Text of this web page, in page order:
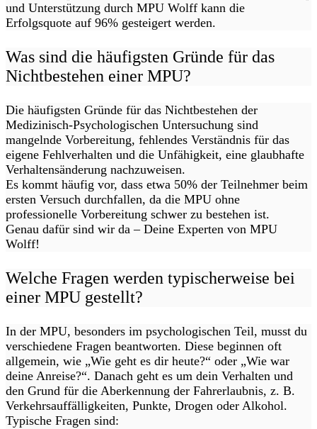
und Unterstützung durch MPU Wolff kann die
Erfolgsquote auf 96% gesteigert werden.
Was sind die häufigsten Gründe für das
Nichtbestehen einer MPU?
Die häufigsten Gründe für das Nichtbestehen der
Medizinisch-Psychologischen Untersuchung sind
mangelnde Vorbereitung, fehlendes Verständnis für das
eigene Fehlverhalten und die Unfähigkeit, eine glaubhafte
Verhaltensänderung nachzuweisen.
Es kommt häufig vor, dass etwa 50% der Teilnehmer beim
ersten Versuch durchfallen, da die MPU ohne
professionelle Vorbereitung schwer zu bestehen ist.
Genau dafür sind wir da – Deine Experten von MPU
Wolff!
Welche Fragen werden typischerweise bei
einer MPU gestellt?
In der MPU, besonders im psychologischen Teil, musst du
verschiedene Fragen beantworten. Diese beginnen oft
allgemein, wie „Wie geht es dir heute?“ oder „Wie war
deine Anreise?“. Danach geht es um dein Verhalten und
den Grund für die Aberkennung der Fahrerlaubnis, z. B.
Verkehrsauffälligkeiten, Punkte, Drogen oder Alkohol.
Typische Fragen sind: